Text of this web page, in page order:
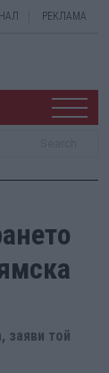
РЕКЛАМА
заяви той